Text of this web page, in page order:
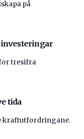
på
investeringar
tresifra
tida
kraftutfordringane.